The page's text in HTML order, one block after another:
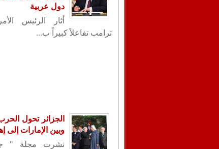
دول عربية
أثار الرئيس
ترامب تفاعلاً كبيراً ب...
الجزائر تحول الحرب
وبين الإمارات إلى
نشرت مجلة "